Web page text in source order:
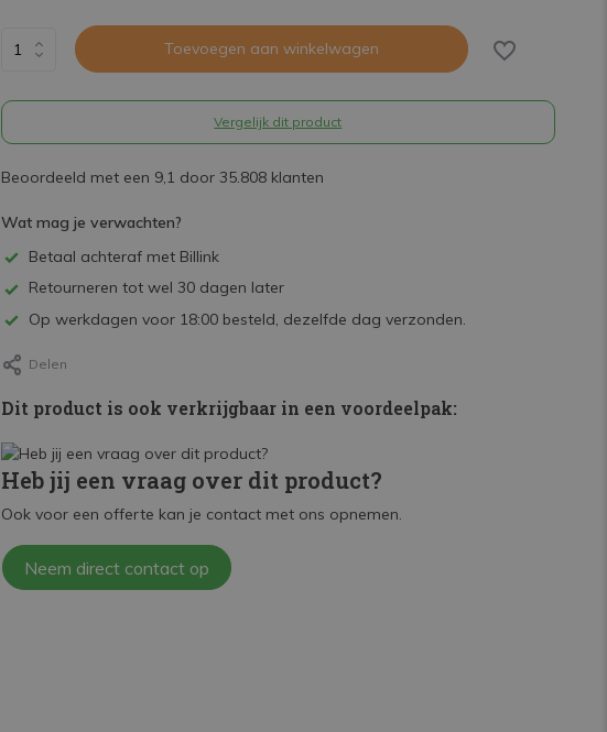
Toevoegen aan winkelwagen
Vergelijk dit product
Beoordeeld met een 9,1 door 35.808 klanten
Wat mag je verwachten?
Betaal achteraf met Billink
Retourneren tot wel 30 dagen later
Op werkdagen voor 18:00 besteld, dezelfde dag verzonden.
Delen
Dit product is ook verkrijgbaar in een voordeelpak:
Heb jij een vraag over dit product?
Ook voor een offerte kan je contact met ons opnemen.
Neem direct contact op